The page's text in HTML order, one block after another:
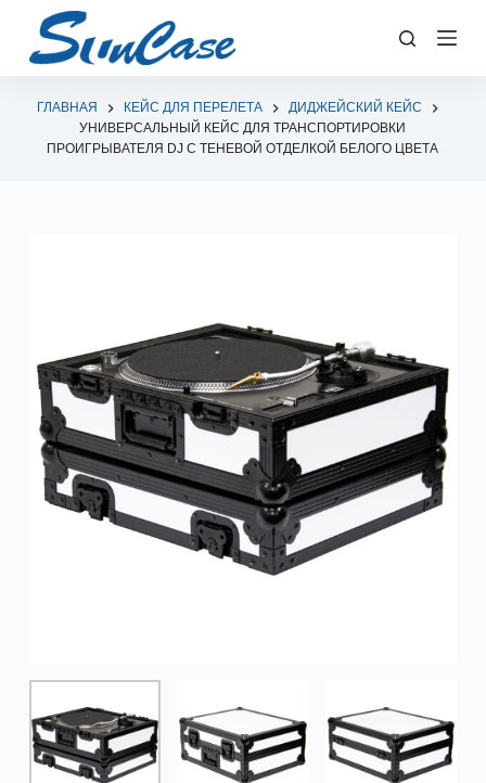
е
ГЛАВНАЯ КЕЙС ДЛЯ ПЕРЕЛЕТА
ДИДЖЕЙСКИЙ КЕЙС
УНИВЕРСАЛЬНЫЙ КЕЙС ДЛЯ ТРАНСПОРТИРОВКИ
ПРОИГРЫВАТЕЛЯ DJ С ТЕНЕВОЙ ОТДЕЛКОЙ БЕЛОГО ЦВЕТА